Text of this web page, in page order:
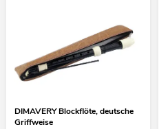
DIMAVERY Blockflöte, deutsche
Griffweise